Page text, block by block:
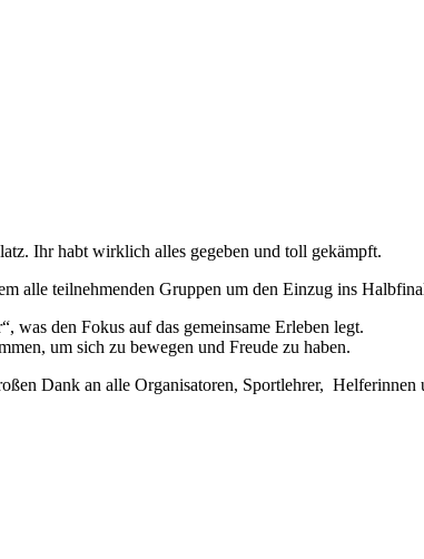
Ihr habt wirklich alles gegeben und toll gekämpft.
alle teilnehmenden Gruppen um den Einzug ins
was den Fokus auf das gemeinsame Erleben legt.
um sich zu bewegen und Freude zu haben.
Dank an alle Organisatoren, Sportlehrer, Helferinnen